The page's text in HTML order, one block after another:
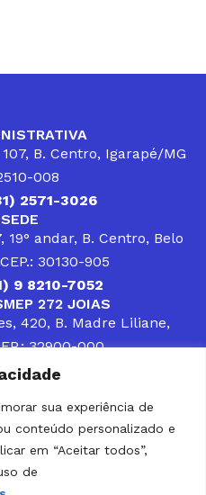
sua experiência de
conteúdo personalizado e
em “Aceitar todos”,
de
B. Centro, Igarapé/MG
008
2571-3026
19° andar, B. Centro, Belo
30130-905
9 8210-7052
272 JOIAS
420, B. Madre Liliane,
32900-000
ou (31) 9 8309-8660
AÇÕES E SERVIÇOS
A ASSISTÊNCIA À
EM QUE ATUA, SENDO
CONSORCIADOS NA
ENFRENTADAS POR
O COMPROMISSO DO